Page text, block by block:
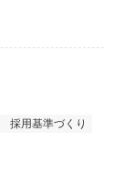
採用基準づくり